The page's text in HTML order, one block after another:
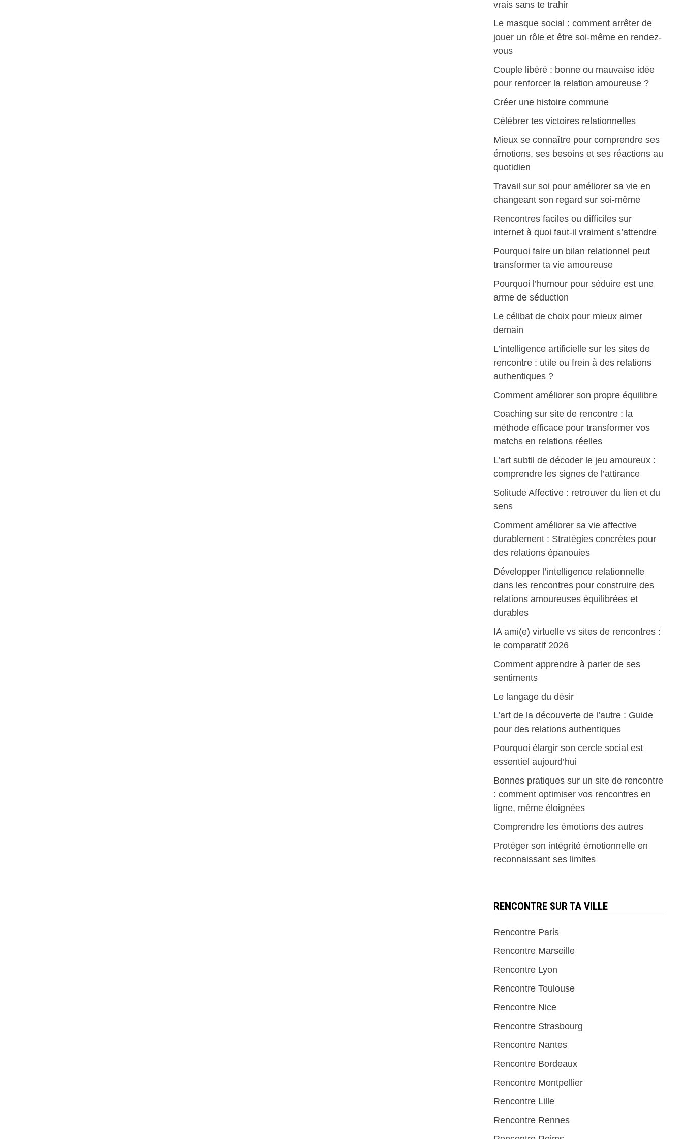
vrais sans te trahir
Le masque social : comment arrêter de
jouer un rôle et être soi-même en rendez-
vous
Couple libéré : bonne ou mauvaise idée
pour renforcer la relation amoureuse ?
Créer une histoire commune
Célébrer tes victoires relationnelles
Mieux se connaître pour comprendre ses
émotions, ses besoins et ses réactions au
quotidien
Travail sur soi pour améliorer sa vie en
changeant son regard sur soi-même
Rencontres faciles ou difficiles sur
internet à quoi faut-il vraiment s’attendre
Pourquoi faire un bilan relationnel peut
transformer ta vie amoureuse
Pourquoi l’humour pour séduire est une
arme de séduction
Le célibat de choix pour mieux aimer
demain
L’intelligence artificielle sur les sites de
rencontre : utile ou frein à des relations
authentiques ?
Comment améliorer son propre équilibre
Coaching sur site de rencontre : la
méthode efficace pour transformer vos
matchs en relations réelles
L’art subtil de décoder le jeu amoureux :
comprendre les signes de l’attirance
Solitude Affective : retrouver du lien et du
sens
Comment améliorer sa vie affective
durablement : Stratégies concrètes pour
des relations épanouies
Développer l’intelligence relationnelle
dans les rencontres pour construire des
relations amoureuses équilibrées et
durables
IA ami(e) virtuelle vs sites de rencontres :
le comparatif 2026
Comment apprendre à parler de ses
sentiments
Le langage du désir
L’art de la découverte de l’autre : Guide
pour des relations authentiques
Pourquoi élargir son cercle social est
essentiel aujourd’hui
Bonnes pratiques sur un site de rencontre
: comment optimiser vos rencontres en
ligne, même éloignées
Comprendre les émotions des autres
Protéger son intégrité émotionnelle en
reconnaissant ses limites
RENCONTRE SUR TA VILLE
Rencontre Paris
Rencontre Marseille
Rencontre Lyon
Rencontre Toulouse
Rencontre Nice
Rencontre Strasbourg
Rencontre Nantes
Rencontre Bordeaux
Rencontre Montpellier
Rencontre Lille
Rencontre Rennes